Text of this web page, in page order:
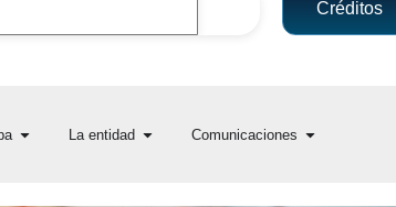
Créditos
a la ciudadanía
Open Participa
La entidad Open La entidad
Comunicaciones Open